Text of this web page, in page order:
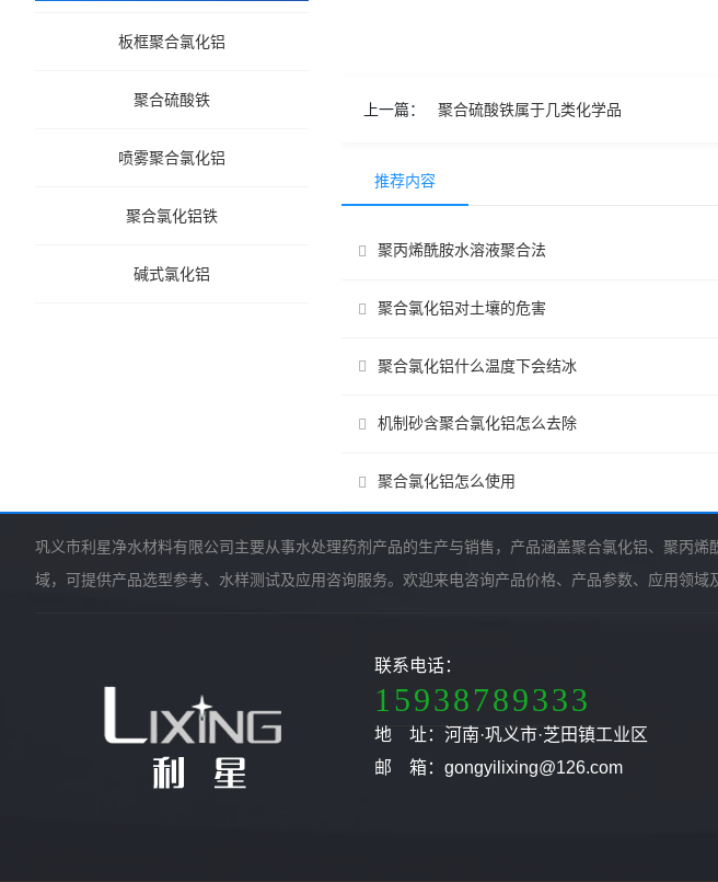
板框聚合氯化铝
聚合硫酸铁
喷雾聚合氯化铝
聚合氯化铝铁
碱式氯化铝
上一篇： 聚合硫酸铁属于几类化学品
推荐内容
聚丙烯酰胺水溶液聚合法
聚合氯化铝对土壤的危害
聚合氯化铝什么温度下会结冰
机制砂含聚合氯化铝怎么去除
聚合氯化铝怎么使用
巩义市利星净水材料有限公司主要从事水处理药剂产品的生产与销售，产品涵盖聚合氯化铝、聚丙
域，可提供产品选型参考、水样测试及应用咨询服务。欢迎来电咨询产品价格、产品参数、应用领域
联系电话：
15938789333
地 址：河南·巩义市·芝田镇工业区
邮 箱：gongyilixing@126.com